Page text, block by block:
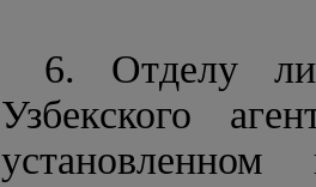
6. Отделу
Узбекского